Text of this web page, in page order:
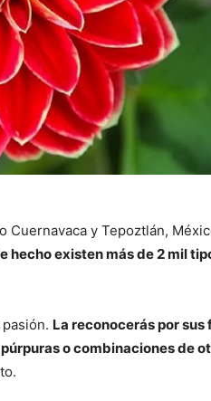
Cuernavaca y Tepoztlán,
hecho existen más de 2 mil
La reconocerás por sus
o combinaciones de